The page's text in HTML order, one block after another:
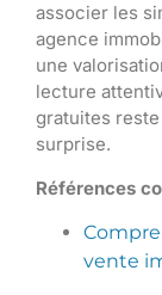
associer les
agence
une
lecture
gratuites
surprise.
Références
vente